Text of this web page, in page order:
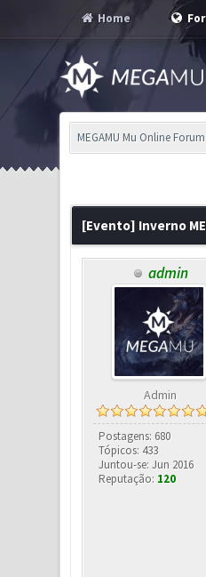
Home
MEGAMU Mu Online Forum
[Evento] Inverno
admin
Admin
Postagens: 680
Tópicos: 433
Juntou-se: Jun 2016
Reputação: 120